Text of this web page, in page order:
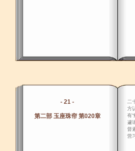
- 21 -
第二部 玉座珠帘 第020章
二
方
有
遽
督
营